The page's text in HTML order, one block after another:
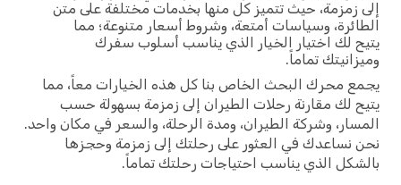
إلى زمزمة، حيث تتميز كل منها بخدمات مختلفة على متن
الطائرة، وسياسات أمتعة، وشروط أسعار متنوعة؛ مما
يتيح لك اختيار الخيار الذي يناسب أسلوب سفرك
وميزانيتك تماماً.
يجمع محرك البحث الخاص بنا كل هذه الخيارات معاً، مما
يتيح لك مقارنة رحلات الطيران إلى زمزمة بسهولة حسب
المسار، وشركة الطيران، ومدة الرحلة، والسعر في مكان واحد.
نحن نساعدك في العثور على رحلتك إلى زمزمة وحجزها
بالشكل الذي يناسب احتياجات رحلتك تماماً.